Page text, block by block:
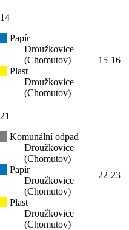
14
Papír
Droužkovice
(Chomutov)
Plast
Droužkovice
(Chomutov)
15 16
21
Komunální odpad
Droužkovice
(Chomutov)
Papír
Droužkovice
(Chomutov)
Plast
Droužkovice
(Chomutov)
22 23